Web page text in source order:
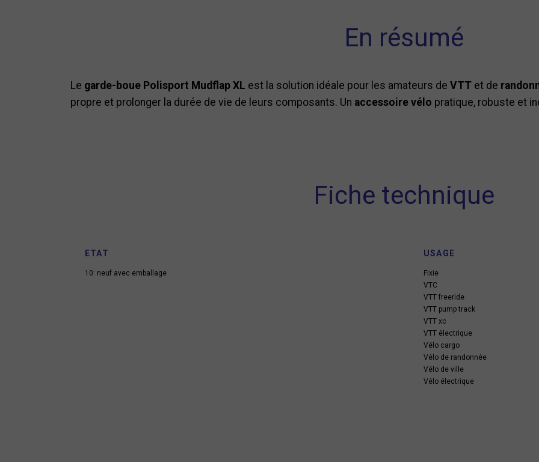
En résumé
Le garde-boue Polisport Mudflap XL est la solution idéale pour les amateurs de VTT et de
propre et prolonger la durée de vie de leurs composants. Un accessoire vélo pratique, robuste et
Fiche technique
ETAT
10: neuf avec emballage
USAGE
Fixie
VTC
VTT freeride
VTT pump track
VTT xc
VTT électrique
Vélo cargo
Vélo de randonnée
Vélo de ville
Vélo électrique